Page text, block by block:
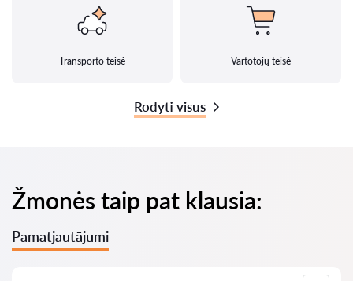
Transporto teisė Vartotojų teisė
Rodyti visus
Žmonės taip pat klausia:
Pamatjautājumi